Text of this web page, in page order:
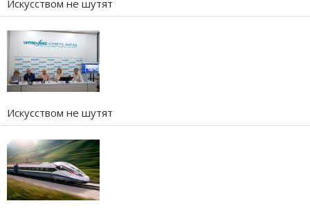
Искусством не шутят
Искусством не шутят